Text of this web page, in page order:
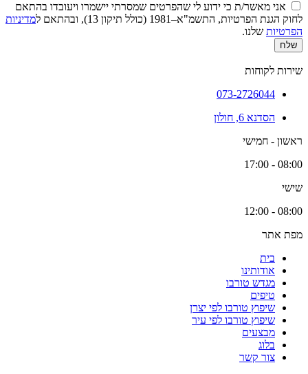
אני מאשר/ת כי ידוע לי שהפרטים שמסרתי יישמרו ויעובדו בהתאם
לחוק הגנת הפרטיות, התשמ"א–1981 (כולל תיקון 13), ובהתאם ל
מדיניות
הפרטיות שלנו.
שלח
שירות לקוחות
073-2726044
הסדנא 6, חולון
ראשון - חמישי
08:00 - 17:00
שישי
08:00 - 12:00
מפת אתר
בית
אודותינו
מגדש טורבו
טיפים
שיפוץ טורבו לפי יצרן
שיפוץ טורבו לפי עיר
מבצעים
בלוג
צור קשר